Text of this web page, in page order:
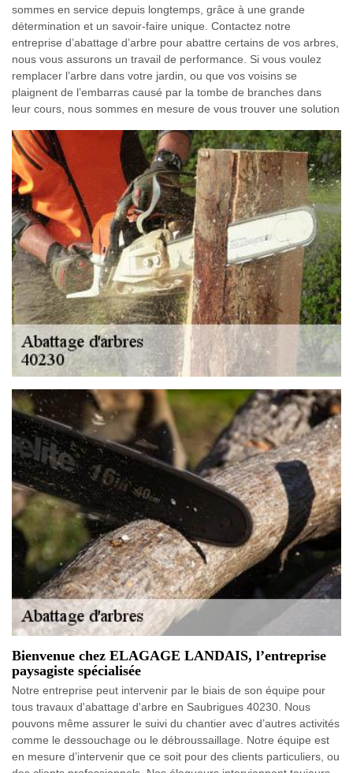
sommes en service depuis longtemps, grâce à une grande
détermination et un savoir-faire unique. Contactez notre
entreprise d’abattage d’arbre pour abattre certains de vos arbres,
nous vous assurons un travail de performance. Si vous voulez
remplacer l’arbre dans votre jardin, ou que vos voisins se
plaignent de l’embarras causé par la tombe de branches dans
leur cours, nous sommes en mesure de vous trouver une solution
Bienvenue chez ELAGAGE LANDAIS, l’entreprise
paysagiste spécialisée
Notre entreprise peut intervenir par le biais de son équipe pour
tous travaux d'abattage d'arbre en Saubrigues 40230. Nous
pouvons même assurer le suivi du chantier avec d’autres activités
comme le dessouchage ou le débroussaillage. Notre équipe est
en mesure d’intervenir que ce soit pour des clients particuliers, ou